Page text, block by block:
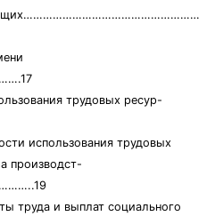
щих………………………………………………
трудовых ресур-
использования трудовых
производст-
труда и выплат социального